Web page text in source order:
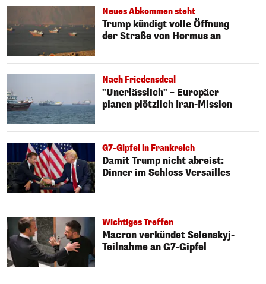
Neues Abkommen steht
Trump kündigt volle Öffnung
der Straße von Hormus an
Nach Friedensdeal
"Unerlässlich" – Europäer
planen plötzlich Iran-Mission
G7-Gipfel in Frankreich
Damit Trump nicht abreist:
Dinner im Schloss Versailles
Wichtiges Treffen
Macron verkündet Selenskyj-
Teilnahme an G7-Gipfel